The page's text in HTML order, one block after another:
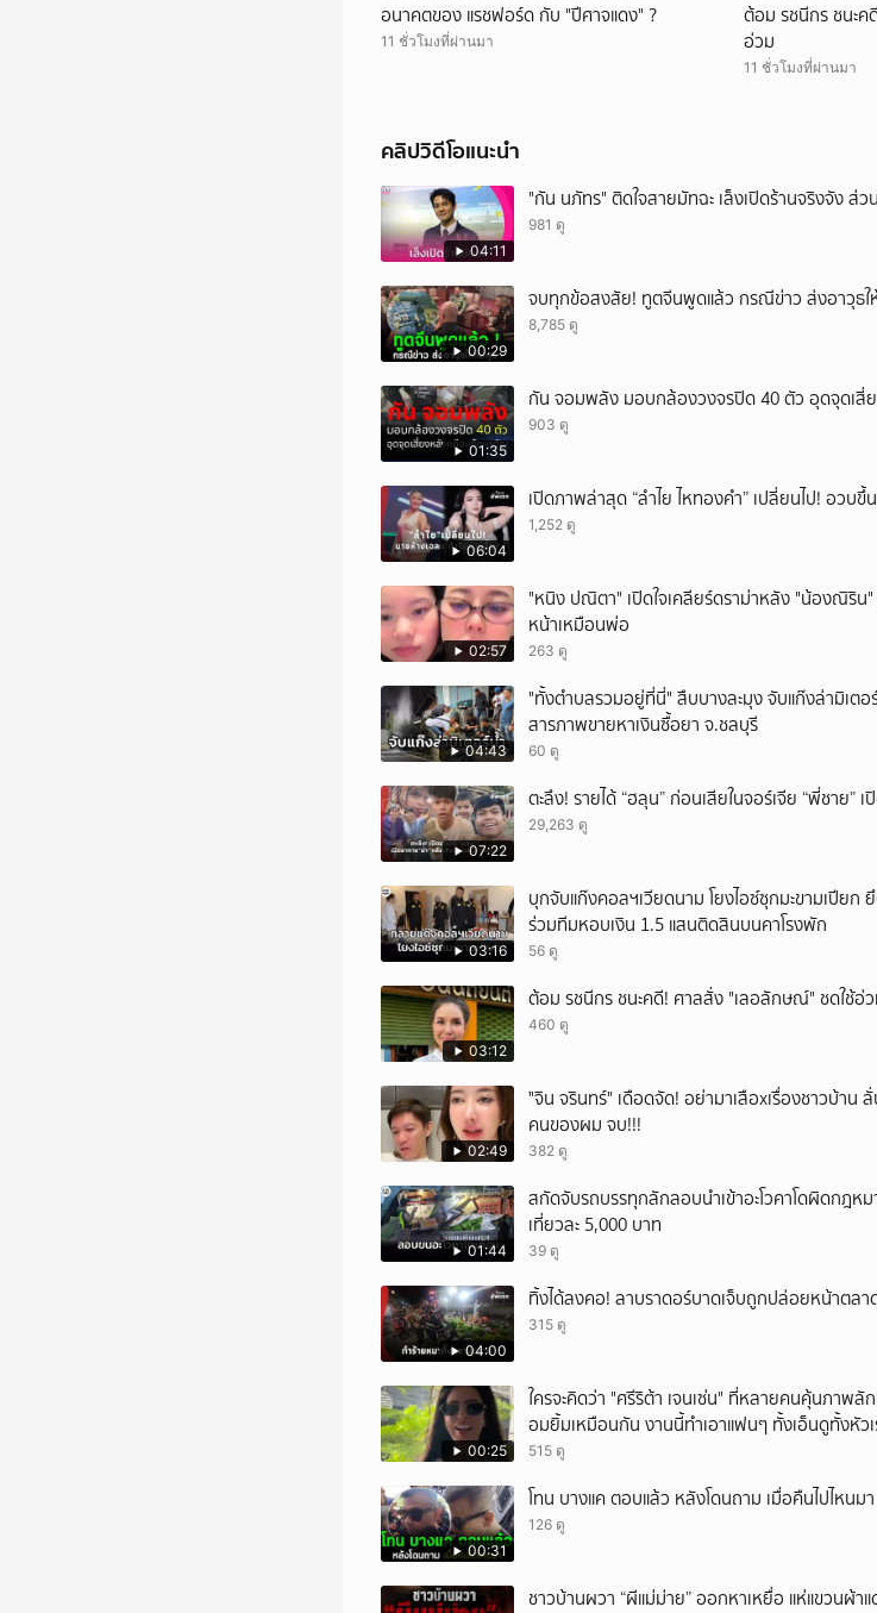
อนาคตของ แรชฟอร์ด กับ "ปีศาจแดง" ?
11 ชั่วโมงที่ผ่านมา
ต้อม รชนีกร ชนะ
อ่วม
11 ชั่วโมงที่ผ่านมา
คลิปวิดีโอแนะนำ
04:11
"กัน นภัทร" ติดใจสายมัทฉะ เล็งเปิดร้านจริงจัง ส่ว
981 ดู
00:29
จบทุกข้อสงสัย! ทูตจีนพูดแล้ว กรณีข่าว ส่งอาวุธใ
8,785 ดู
01:35
กัน จอมพลัง มอบกล้องวงจรปิด 40 ตัว อุดจุดเสี่
903 ดู
06:04
เปิดภาพล่าสุด “ลำไย ไหทองคำ” เปลี่ยนไป! อวบ
1,252 ดู
02:57
"หนิง ปณิตา" เปิดใจเคลียร์ดราม่าหลัง "น้องณิริน
หน้าเหมือนพ่อ
263 ดู
04:43
"ทั้งตำบลรวมอยู่ที่นี่" สืบบางละมุง จับแก๊งล่ามิเต
สารภาพขายหาเงินซื้อยา จ.ชลบุรี
60 ดู
07:22
ตะลึง! รายได้ “ฮลุน” ก่อนเสียในจอร์เจีย “พี่ชาย
29,263 ดู
03:16
บุกจับแก๊งคอลฯเวียดนาม โยงไอซ์ซุกมะขามเปีย
ร่วมทีมหอบเงิน 1.5 แสนติดสินบนคาโรงพัก
56 ดู
03:12
ต้อม รชนีกร ชนะคดี! ศาลสั่ง "เลอลักษณ์" ชดใช้อ่
460 ดู
02:49
"จิน จรินทร์" เดือดจัด! อย่ามาเสือxเรื่องชาวบ้า
คนของผม จบ!!!
382 ดู
01:44
สกัดจับรถบรรทุกลักลอบนำเข้าอะโวคาโดผิดกฎ
เที่ยวละ 5,000 บาท
39 ดู
04:00
ทิ้งได้ลงคอ! ลาบราดอร์บาดเจ็บถูกปล่อยหน้าตล
315 ดู
00:25
ใครจะคิดว่า "ศรีริต้า เจนเซ่น" ที่หลายคนคุ้นภาพลั
อมยิ้มเหมือนกัน งานนี้ทำเอาแฟนๆ ทั้งเอ็นดูทั้งหัวเ
515 ดู
00:31
โทน บางแค ตอบแล้ว หลังโดนถาม เมื่อคืนไปไหนมา
126 ดู
ชาวบ้านผวา “ผีแม่ม่าย” ออกหาเหยื่อ แห่แขวนผ้า
ยกเลิก